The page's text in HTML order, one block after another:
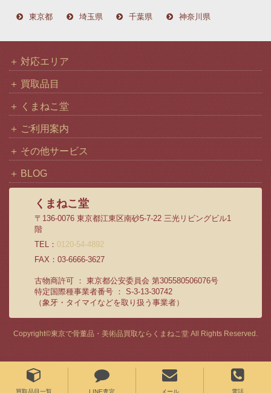
買取品目一覧 LINE査定 メール 電話
東京都 埼玉県 千葉県 神奈川県
対応エリア
買取品目
くまねこ堂
ご利用案内
その他サービス
BLOG
くまねこ堂
〒136-0076 東京都江東区南砂5-7-22 三光リビングビル1
階
TEL： 0120-54-4892
FAX：03-6666-3627
古物商許可 ： 東京都公安委員会 第305580506076号
特定国際種事業者番号 ： S-3-13-30742
（象牙・タイマイなどを取り扱う事業者）
Copyright©東京で骨董品・美術品買取ならくまねこ堂 All Rights Reserved.